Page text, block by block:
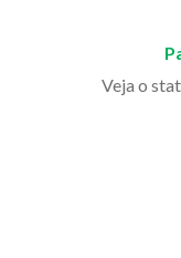
Veja o